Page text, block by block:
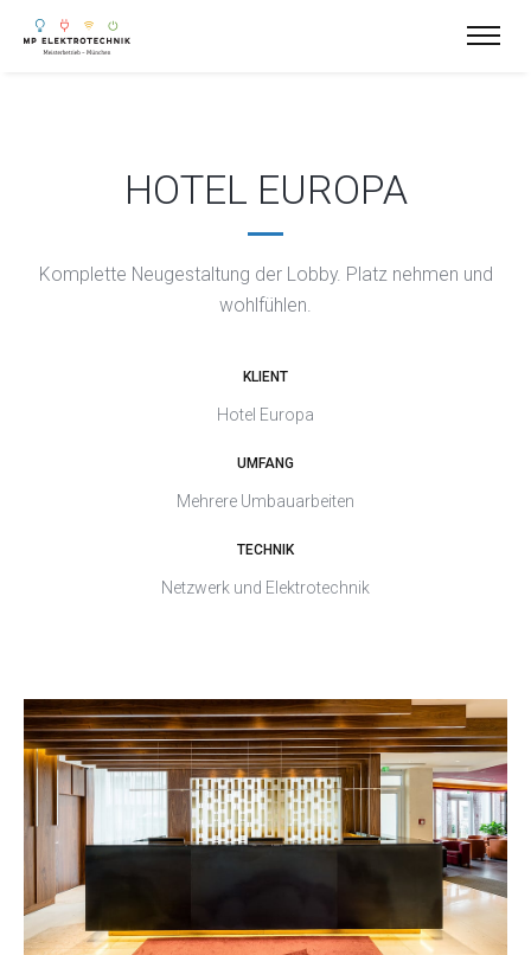
HOTEL EUROPA
Komplette Neugestaltung der Lobby. Platz nehmen und
wohlfühlen.
KLIENT
Hotel Europa
UMFANG
Mehrere Umbauarbeiten
TECHNIK
Netzwerk und Elektrotechnik